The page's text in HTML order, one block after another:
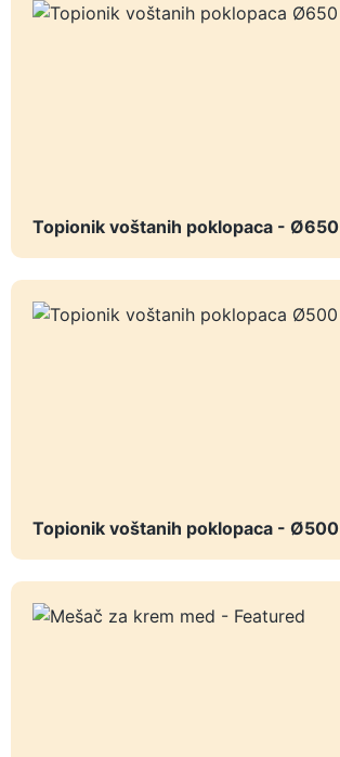
Topionik voštanih poklopaca - Ø650
Topionik voštanih poklopaca - Ø500